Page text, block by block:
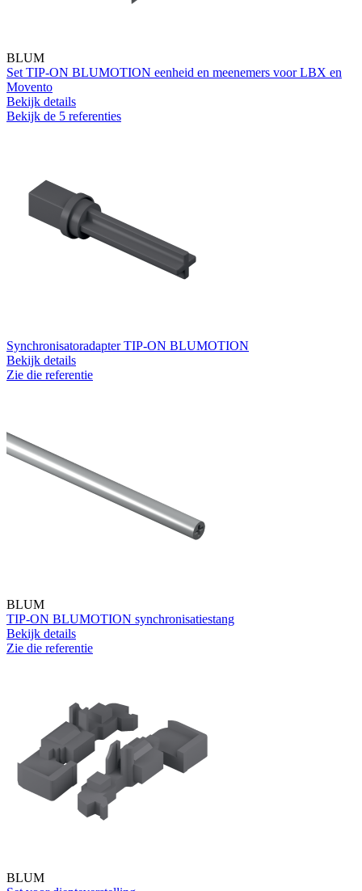
BLUM
Set TIP-ON BLUMOTION eenheid en meenemers voor LBX en
Movento
Bekijk details
Bekijk de 5 referenties
Synchronisatoradapter TIP-ON BLUMOTION
Bekijk details
Zie die referentie
BLUM
TIP-ON BLUMOTION synchronisatiestang
Bekijk details
Zie die referentie
BLUM